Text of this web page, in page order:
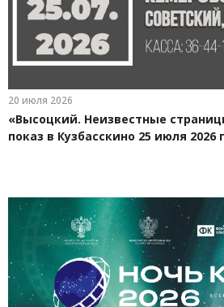
20 июля 2026
«Высоцкий. Неизвестные
показ в Кузбасскино 25 июля 2026